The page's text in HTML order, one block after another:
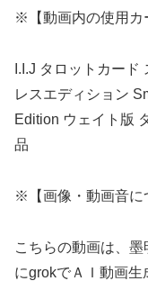
※【動画内の使用カ
I.I.J タロットカー
レスエディション
Edition ウェイト版
品
※【画像・動画音に
こちらの動画は、
にgrokでＡＩ動画